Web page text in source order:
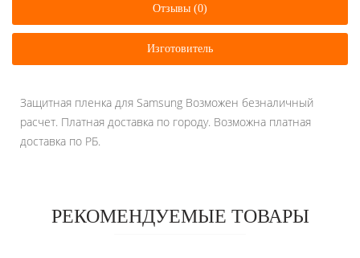
Отзывы (0)
Изготовитель
Защитная пленка для Samsung Возможен безналичный
расчет. Платная доставка по городу. Возможна платная
доставка по РБ.
РЕКОМЕНДУЕМЫЕ ТОВАРЫ